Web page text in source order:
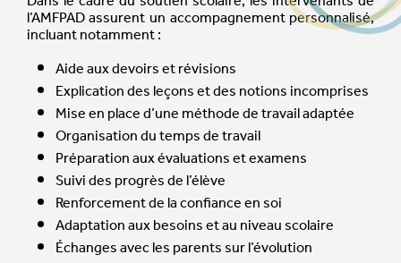
l’AMFPAD assurent un accompagnement personnalisé,
incluant notamment :
Aide aux devoirs et révisions
Explication des leçons et des notions incomprises
Mise en place d’une méthode de travail adaptée
Organisation du temps de travail
Préparation aux évaluations et examens
Suivi des progrès de l’élève
Renforcement de la confiance en soi
Adaptation aux besoins et au niveau scolaire
Échanges avec les parents sur l’évolution